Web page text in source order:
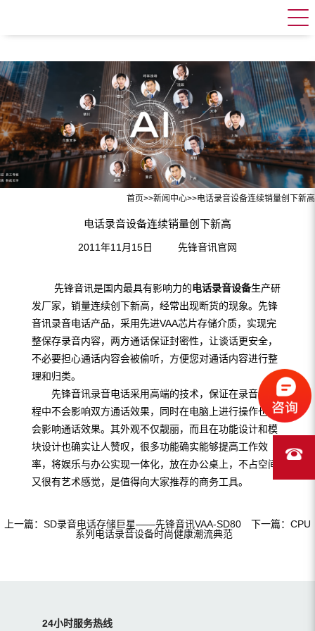
首页>>新闻中心>>电话录音设备连续销量创下新高
电话录音设备连续销量创下新高
2011年11月15日 先锋音讯官网
先锋音讯是国内最具有影响力的电话录音设备生产研
发厂家，销量连续创下新高，经常出现断货的现象。先锋
音讯录音电话产品，采用先进VAA芯片存储介质，实现完
整保存录音内容，两方通话保证封密性，让谈话更安全，
不必要担心通话内容会被偷听，方便您对通话内容进行整
理和归类。
先锋音讯录音电话采用高端的技术，保证在录音的过
程中不会影响双方通话效果，同时在电脑上进行操作也不
会影响通话效果。其外观不仅靓丽，而且在功能设计和模
块设计也确实让人赞叹，很多功能确实能够提高工作效
率，将娱乐与办公实现一体化，放在办公桌上，不占空间
又很有艺术感觉，是值得向大家推荐的商务工具。
上一篇： SD录音电话存储巨星——先锋音讯VAA-SD80 下一篇： CPU
系列电话录音设备时尚健康潮流典范
24小时服务热线